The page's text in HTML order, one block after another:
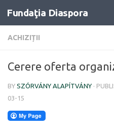
Skip to content
Fundaţia Diaspora
ACHIZIȚII
Cerere oferta
BY SZÓRVÁNY ALAPÍTVÁNY ·
03-15